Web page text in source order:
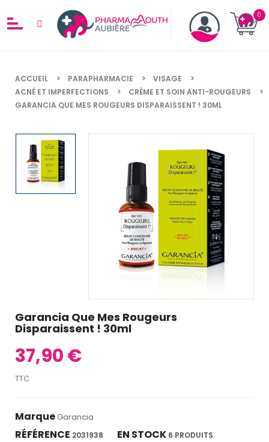
ACCUEIL PARAPHARMACIE
VISAGE
ACNÉ ET IMPERFECTIONS
CRÈME ET SOIN ANTI-ROUGEURS
GARANCIA QUE MES ROUGEURS DISPARAISSENT ! 30ML
Garancia Que Mes Rougeurs
Disparaissent ! 30ml
37,90 €
TTC
MarqueGarancia
RÉFÉRENCE 2031938 EN STOCK 6 PRODUITS